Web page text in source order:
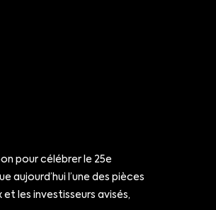
pour célébrer le 25e
l’une des pièces
les investisseurs avisés,